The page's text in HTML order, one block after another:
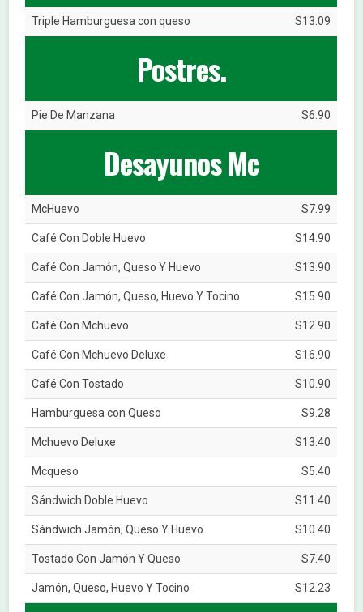
Triple Hamburguesa con queso S13.09
Postres.
Pie De Manzana S6.90
Desayunos Mc
McHuevo S7.99
Café Con Doble Huevo S14.90
Café Con Jamón, Queso Y Huevo S13.90
Café Con Jamón, Queso, Huevo Y Tocino S15.90
Café Con Mchuevo S12.90
Café Con Mchuevo Deluxe S16.90
Café Con Tostado S10.90
Hamburguesa con Queso S9.28
Mchuevo Deluxe S13.40
Mcqueso S5.40
Sándwich Doble Huevo S11.40
Sándwich Jamón, Queso Y Huevo S10.40
Tostado Con Jamón Y Queso S7.40
Jamón, Queso, Huevo Y Tocino S12.23